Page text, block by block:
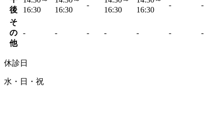
後
16:30
16:30
-
16:30
16:30
- -
そ
の
他
- - - - - - -
休診日
水・日・祝